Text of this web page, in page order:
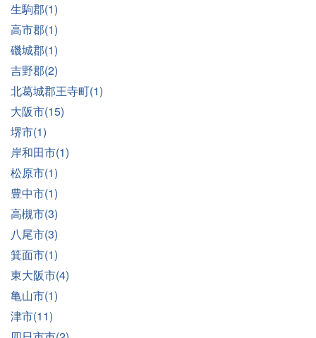
生駒郡(1)
高市郡(1)
磯城郡(1)
吉野郡(2)
北葛城郡王寺町(1)
大阪市(15)
堺市(1)
岸和田市(1)
松原市(1)
豊中市(1)
高槻市(3)
八尾市(3)
箕面市(1)
東大阪市(4)
亀山市(1)
津市(11)